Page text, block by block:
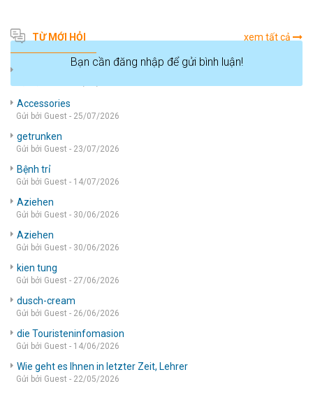
Bạn cần đăng nhập để gửi bình luận!
TỪ MỚI HỎI xem tất cả
Accessories
Gửi bởi Guest - 25/07/2026
getrunken
Gửi bởi Guest - 23/07/2026
Bệnh trỉ
Gửi bởi Guest - 14/07/2026
Aziehen
Gửi bởi Guest - 30/06/2026
Aziehen
Gửi bởi Guest - 30/06/2026
kien tung
Gửi bởi Guest - 27/06/2026
dusch-cream
Gửi bởi Guest - 26/06/2026
die Touristeninfomasion
Gửi bởi Guest - 14/06/2026
Wie geht es Ihnen in letzter Zeit, Lehrer
Gửi bởi Guest - 22/05/2026